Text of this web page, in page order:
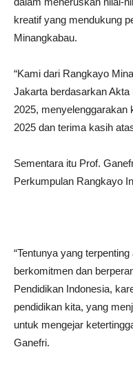
kreatif yang mendukung
Minangkabau.
“Kami dari Rangkayo
Jakarta berdasarkan Akta
2025, menyelenggarakan
2025 dan terima kasih
Sementara itu Prof.
Perkumpulan Rangkayo
“Tentunya yang
berkomitmen dan
Pendidikan Indonesia,
pendidikan kita, yang
untuk mengejar
Ganefri.